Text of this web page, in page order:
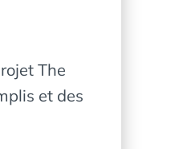
The
et des